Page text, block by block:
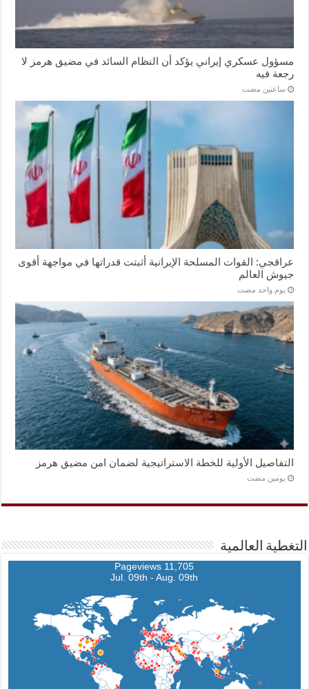
مسؤول عسكري إيراني يؤكد أن النظام السائد في مضيق هرمز لا
رجعة فيه
‏ساعتين مضت
عراقجي: القوات المسلحة الإيرانية أثبتت قدراتها في مواجهة أقوى
جيوش العالم
‏يوم واحد مضت
التفاصيل الأولية للخطة الاستراتيجية لضمان امن مضيق هرمز
‏يومين مضت
التغطية العالمية
11,705 Pageviews
Jul. 09th - Aug. 09th